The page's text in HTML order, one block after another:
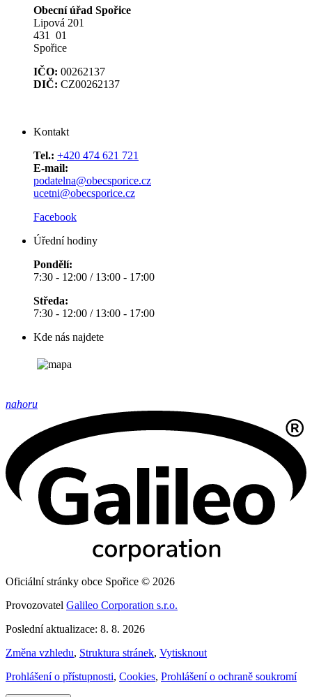
Obecní úřad Spořice
Lipová 201
431 01
Spořice
IČO: 00262137
DIČ: CZ00262137
Kontakt
Tel.: +420 474 621 721
E-mail:
podatelna@obecsporice.cz
ucetni@obecsporice.cz
Facebook
Úřední hodiny
Pondělí:
7:30 - 12:00 / 13:00 - 17:00
Středa:
7:30 - 12:00 / 13:00 - 17:00
Kde nás najdete
nahoru
Oficiální stránky obce Spořice © 2026
Provozovatel Galileo Corporation s.r.o.
Poslední aktualizace: 8. 8. 2026
Změna vzhledu, Struktura stránek, Vytisknout
Prohlášení o přístupnosti, Cookies, Prohlášení o ochraně soukromí